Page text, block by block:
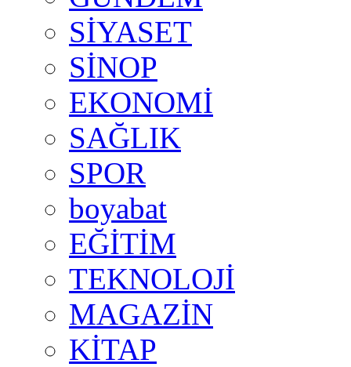
SİYASET
SİNOP
EKONOMİ
SAĞLIK
SPOR
boyabat
EĞİTİM
TEKNOLOJİ
MAGAZİN
KİTAP